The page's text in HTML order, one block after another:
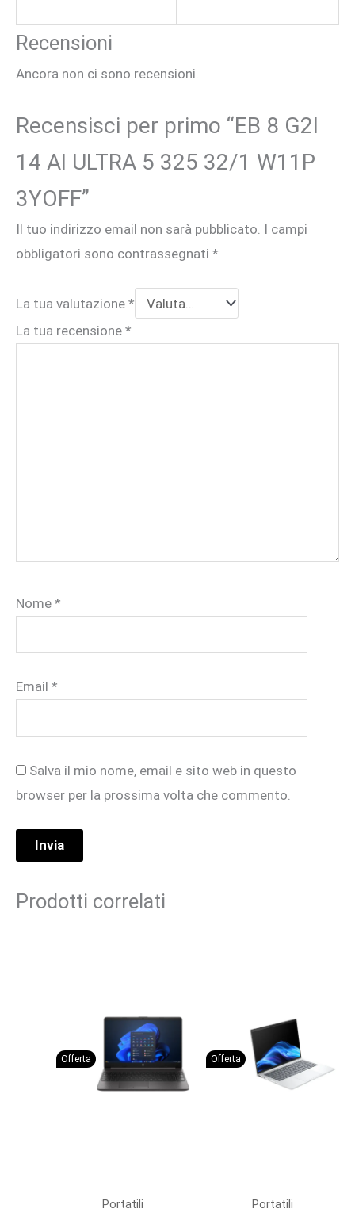
Recensioni
Ancora non ci sono recensioni.
Recensisci per primo “EB 8 G2I
14 AI ULTRA 5 325 32/1 W11P
3YOFF”
Il tuo indirizzo email non sarà pubblicato. I campi
obbligatori sono contrassegnati *
La tua valutazione *
La tua recensione *
Nome *
Email *
Salva il mio nome, email e sito web in questo
browser per la prossima volta che commento.
Prodotti correlati
Offerta
Portatili
Offerta
Portatili